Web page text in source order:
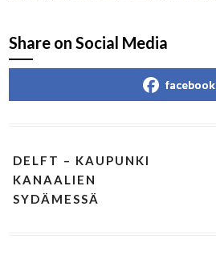
Share on Social Media
facebook
DELFT – KAUPUNKI
KANAALIEN
SYDÄMESSÄ